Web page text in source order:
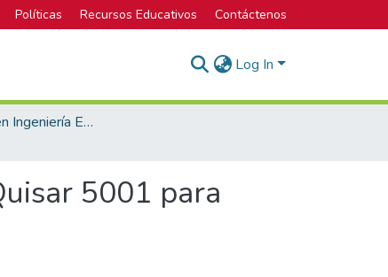
Políticas Recursos Educativos Contáctenos
Log In
Bachillerato en Ingeniería Electrónica
5001 para